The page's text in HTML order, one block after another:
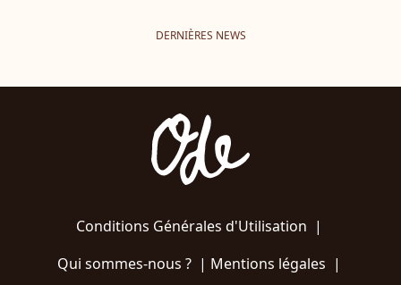
DERNIÈRES NEWS
Conditions Générales d'Utilisation |
Qui sommes-nous ?| Mentions légales |